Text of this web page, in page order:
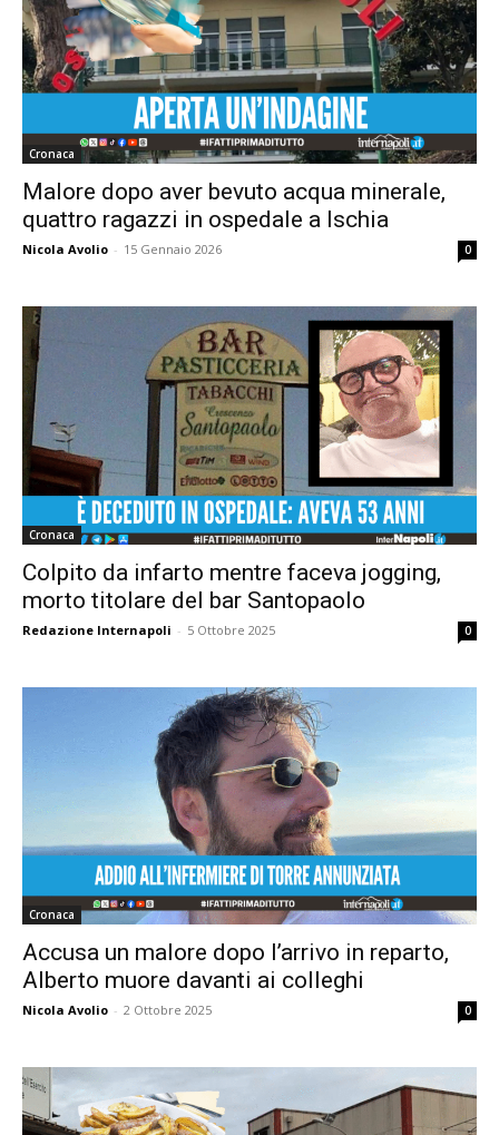
Cronaca
Malore dopo aver bevuto acqua minerale,
quattro ragazzi in ospedale a Ischia
Nicola Avolio - 15 Gennaio 2026 0
Cronaca
Colpito da infarto mentre faceva jogging,
morto titolare del bar Santopaolo
Redazione Internapoli - 5 Ottobre 2025 0
Cronaca
Accusa un malore dopo l’arrivo in reparto,
Alberto muore davanti ai colleghi
Nicola Avolio - 2 Ottobre 2025 0